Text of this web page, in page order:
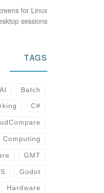
for Linux
sessions
TAGS
AI Batch
C#
Computing
GMT
Godot
Hardware